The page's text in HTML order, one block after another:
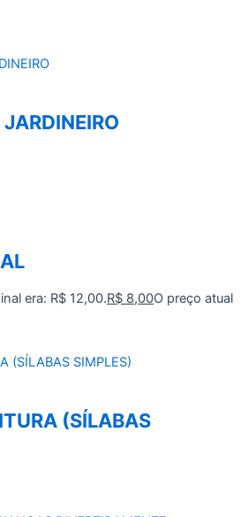
era: R$ 12,00.R$ 8,00O preço atual
(SÍLABAS